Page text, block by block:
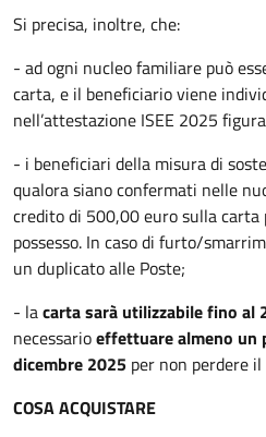
Si precisa, inoltre, che:
- ad ogni nucleo familiare può
carta, e il beneficiario viene
nell’attestazione ISEE 2025
- i beneficiari della misura di
qualora siano confermati nelle
credito di 500,00 euro sulla carta
possesso. In caso di furto/
un duplicato alle Poste;
- lacarta sarà utilizzabile fino al
necessarioeffettuare almeno un
dicembre 2025 per non perdere
COSA ACQUISTARE